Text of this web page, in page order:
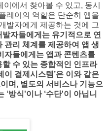
에서 찾아볼 수 있고, 동시
레이의 역할은 단순히 앱을
발자에게 제공하는 것에 그
발자들에게는 유기적으로 연
관리 체계를 제공하여 앱 생
자들에게는 앱과 콘텐츠를
수 있는 종합적인 인프라
이 결제시스템’은 이와 같은
며, 별도의 서비스나 기능으
‘방식'이나 ‘수단'이 아닙니